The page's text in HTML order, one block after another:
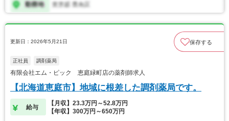
更新日：2026年5月21日 保存する
正社員 調剤薬局
有限会社エム・ピック 恵庭緑町店の薬剤師求人
【北海道恵庭市】地域に根差した調剤薬局です。
給与
【月収】23.3万円～52.8万円
【年収】300万円～650万円